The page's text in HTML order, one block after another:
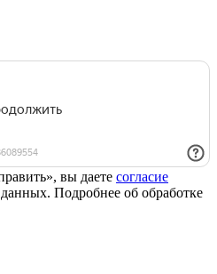
вы даете согласие
Подробнее об обработке